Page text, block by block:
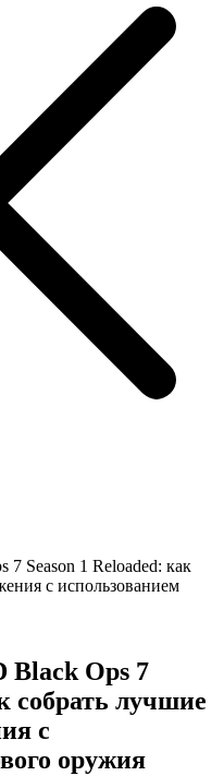
Black Ops 7
собрать лучшие
с
оружия